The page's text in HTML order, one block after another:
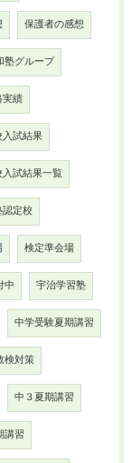
保護者の感想
塾グループ
実績
試結果
試結果一覧
定校
検定準会場
中 宇治学習塾
中学受験夏期講習
検対策
中３夏期講習
講習